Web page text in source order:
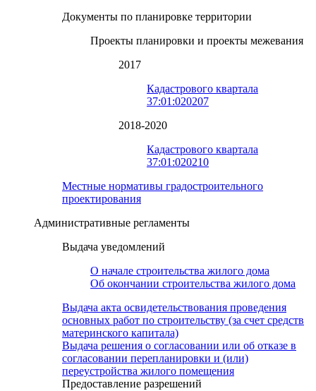
Документы по планировке территории
Проекты планировки и проекты межевания
2017
Кадастрового квартала
37:01:020207
2018-2020
Кадастрового квартала
37:01:020210
Местные нормативы градостроительного
проектирования
Административные регламенты
Выдача уведомлений
О начале строительства жилого дома
Об окончании строительства жилого дома
Выдача акта освидетельствования проведения
основных работ по строительству (за счет средств
материнского капитала)
Выдача решения о согласовании или об отказе в
согласовании перепланировки и (или)
переустройства жилого помещения
Предоставление разрешений